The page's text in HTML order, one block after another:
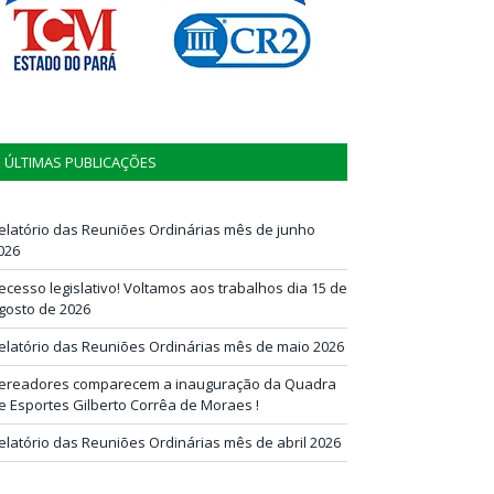
ÚLTIMAS PUBLICAÇÕES
das Reuniões Ordinárias mês de junho
legislativo! Voltamos aos trabalhos dia 15 de
de 2026
das Reuniões Ordinárias mês de maio 2026
comparecem a inauguração da Quadra
Esportes Gilberto Corrêa de Moraes !
das Reuniões Ordinárias mês de abril 2026